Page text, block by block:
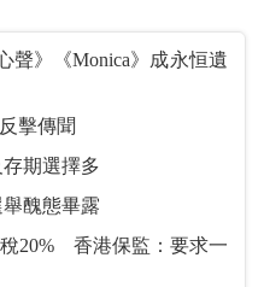
擊傳聞
勢 資金及存期選擇多
受 記協選舉醜態畢露
20% 香港保監：要求一